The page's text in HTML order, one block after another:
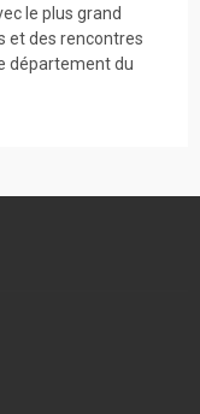
le plus grand
et des rencontres
département du